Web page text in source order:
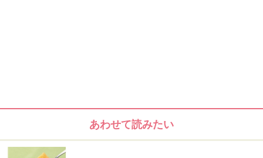
あわせて読みたい